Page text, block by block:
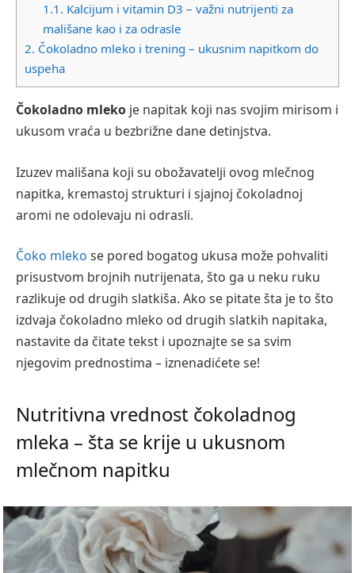
1.1. Kalcijum i vitamin D3 – važni nutrijenti za
mališane kao i za odrasle
2. Čokoladno mleko i trening – ukusnim napitkom do
uspeha
Čokoladno mleko je napitak koji nas svojim mirisom i
ukusom vraća u bezbrižne dane detinjstva.
Izuzev mališana koji su obožavatelji ovog mlečnog
napitka, kremastoj strukturi i sjajnoj čokoladnoj
aromi ne odolevaju ni odrasli.
Čoko mleko se pored bogatog ukusa može pohvaliti
prisustvom brojnih nutrijenata, što ga u neku ruku
razlikuje od drugih slatkiša. Ako se pitate šta je to što
izdvaja čokoladno mleko od drugih slatkih napitaka,
nastavite da čitate tekst i upoznajte se sa svim
njegovim prednostima – iznenadićete se!
Nutritivna vrednost čokoladnog
mleka – šta se krije u ukusnom
mlečnom napitku